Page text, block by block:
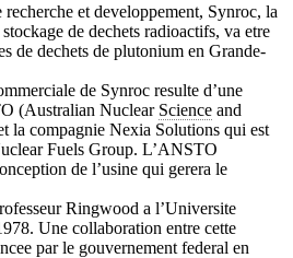
recherche et developpement, Synroc, la
de dechets radioactifs, va etre
de dechets de plutonium en Grande-
de Synroc resulte d’une
(Australian Nuclear Science and
la compagnie Nexia Solutions qui est
Fuels Group. L’ANSTO
de l’usine qui gerera le
Ringwood a l’Universite
Une collaboration entre cette
par le gouvernement federal en